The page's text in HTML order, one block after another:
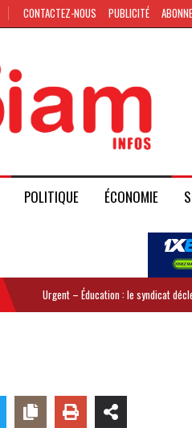
CONTACTEZ-NOUS PUBLICITÉ
POLITIQUE ÉCONOMIE
Urgent – Éducation : le syndicat